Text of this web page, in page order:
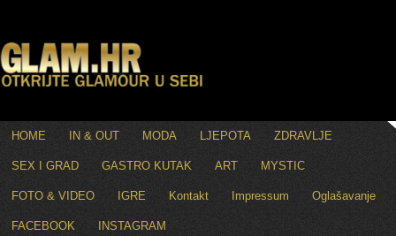
HOME IN & OUT MODA LJEPOTA ZDRAVLJE
SEX I GRAD GASTRO KUTAK ART MYSTIC
FOTO & VIDEO IGRE Kontakt Impressum Oglašavanje
FACEBOOK INSTAGRAM